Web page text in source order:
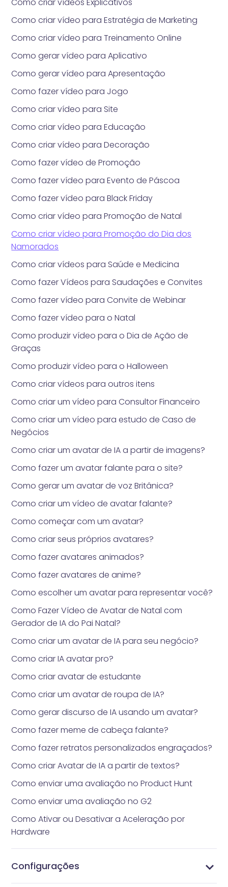
Como criar vídeo para Estratégia de Marketing
Como criar vídeo para Treinamento Online
Como gerar vídeo para Aplicativo
Como gerar vídeo para Apresentação
Como fazer vídeo para Jogo
Como criar vídeo para Site
Como criar vídeo para Educação
Como criar vídeo para Decoração
Como fazer vídeo de Promoção
Como fazer vídeo para Evento de Páscoa
Como fazer vídeo para Black Friday
Como criar vídeo para Promoção de Natal
Como criar vídeo para Promoção do Dia dos
Namorados
Como criar vídeos para Saúde e Medicina
Como fazer Vídeos para Saudações e Convites
Como fazer vídeo para Convite de Webinar
Como fazer vídeo para o Natal
Como produzir vídeo para o Dia de Ação de
Graças
Como produzir vídeo para o Halloween
Como criar vídeos para outros itens
Como criar um vídeo para Consultor Financeiro
Como criar um vídeo para estudo de Caso de
Negócios
Como criar um avatar de IA a partir de imagens?
Como fazer um avatar falante para o site?
Como gerar um avatar de voz Britânica?
Como criar um vídeo de avatar falante?
Como começar com um avatar?
Como criar seus próprios avatares?
Como fazer avatares animados?
Como fazer avatares de anime?
Como escolher um avatar para representar você?
Como Fazer Vídeo de Avatar de Natal com
Gerador de IA do Pai Natal?
Como criar um avatar de IA para seu negócio?
Como criar IA avatar pro?
Como criar avatar de estudante
Como criar um avatar de roupa de IA?
Como gerar discurso de IA usando um avatar?
Como fazer meme de cabeça falante?
Como fazer retratos personalizados engraçados?
Como criar Avatar de IA a partir de textos?
Como enviar uma avaliação no Product Hunt
Como enviar uma avaliação no G2
Como Ativar ou Desativar a Aceleração por
Hardware
Configurações